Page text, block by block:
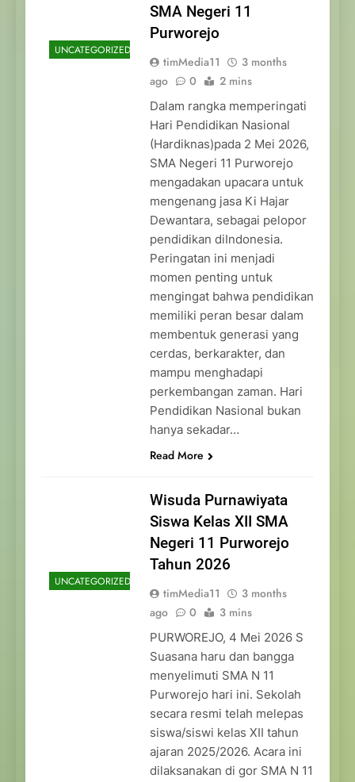
UNCATEGORIZED
SMA Negeri 11
Purworejo
timMedia11
3 months
ago
0 2 mins
Dalam rangka memperingati
Hari Pendidikan Nasional
(Hardiknas)pada 2 Mei 2026,
SMA Negeri 11 Purworejo
mengadakan upacara untuk
mengenang jasa Ki Hajar
Dewantara, sebagai pelopor
pendidikan diIndonesia.
Peringatan ini menjadi
momen penting untuk
mengingat bahwa pendidikan
memiliki peran besar dalam
membentuk generasi yang
cerdas, berkarakter, dan
mampu menghadapi
perkembangan zaman. Hari
Pendidikan Nasional bukan
hanya sekadar…
Read More
UNCATEGORIZED
Wisuda Purnawiyata
Siswa Kelas XII SMA
Negeri 11 Purworejo
Tahun 2026
timMedia11
3 months
ago
0 3 mins
PURWOREJO, 4 Mei 2026 S
Suasana haru dan bangga
menyelimuti SMA N 11
Purworejo hari ini. Sekolah
secara resmi telah melepas
siswa/siswi kelas XII tahun
ajaran 2025/2026. Acara ini
dilaksanakan di gor SMA N 11